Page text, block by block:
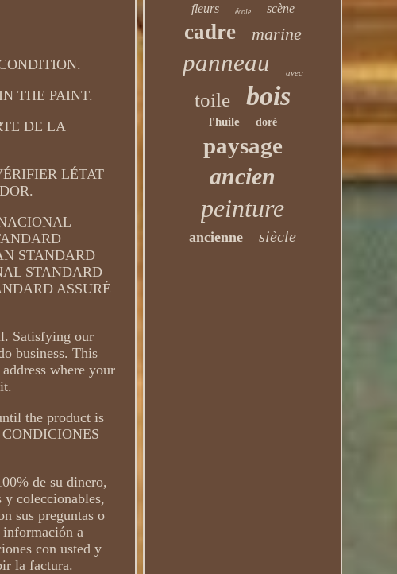
THE PAINT.
DE LA
LÉTAT
STANDARD
STANDARD
ASSURÉ
Satisfying our
business. This
where your
the product is
de su dinero,
y coleccionables,
sus preguntas o
información a
con usted y
la factura.
fleurs école scène
cadre marine
panneau avec
toile bois
l'huile doré
paysage
ancien
peinture
ancienne siècle